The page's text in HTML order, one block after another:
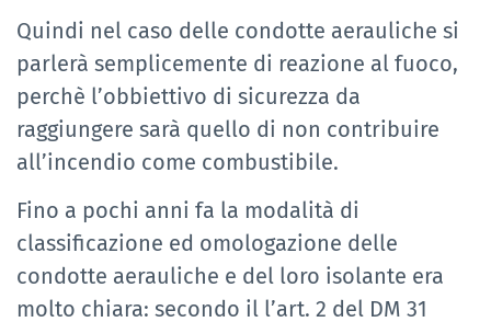
Quindi nel caso delle condotte aerauliche si
parlerà semplicemente di reazione al fuoco,
perchè l’obbiettivo di sicurezza da
raggiungere sarà quello di non contribuire
all’incendio come combustibile.
Fino a pochi anni fa la modalità di
classificazione ed omologazione delle
condotte aerauliche e del loro isolante era
molto chiara: secondo il l’art. 2 del DM 31